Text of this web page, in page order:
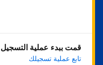
قمت ببدء عملية
تابع عملية تسجيلك